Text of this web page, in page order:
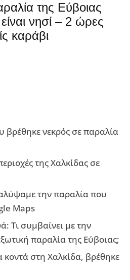
της Εύβοιας
νησί – 2 ώρες
καράβι
βρέθηκε νεκρός σε παραλία
της Χαλκίδας σε
την παραλία που
Maps
Τι συμβαίνει με την
παραλία της Εύβοιας;
στη Χαλκίδα, βρέθηκε